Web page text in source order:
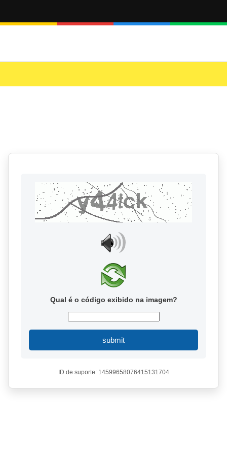
Qual é o código exibido na imagem?
submit
ID de suporte: 14599658076415131704